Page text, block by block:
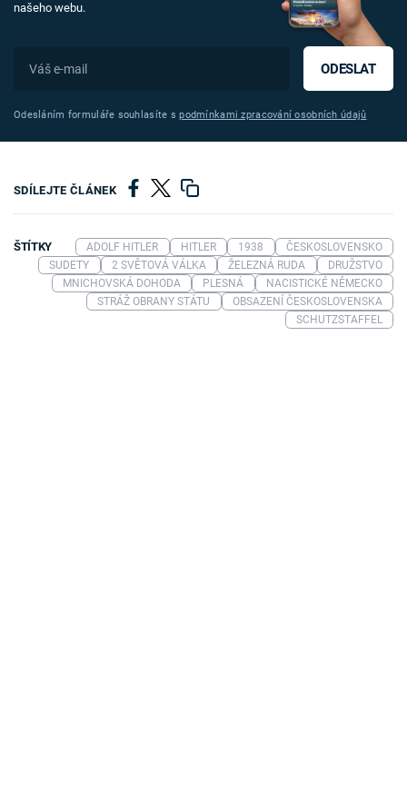
našeho webu.
ODESLAT
Odesláním formuláře souhlasíte spodmínkami zpracování osobních údajů
SDÍLEJTE ČLÁNEK
ŠTÍTKY ADOLF HITLER HITLER 1938
ČESKOSLOVENSKO
SUDETY
2 SVĚTOVÁ VÁLKA ŽELEZNÁ RUDA
DRUŽSTVO
MNICHOVSKÁ DOHODA
PLESNÁ
NACISTICKÉ NĚMECKO
STRÁŽ OBRANY STÁTU
OBSAZENÍ ČESKOSLOVENSKA
SCHUTZSTAFFEL